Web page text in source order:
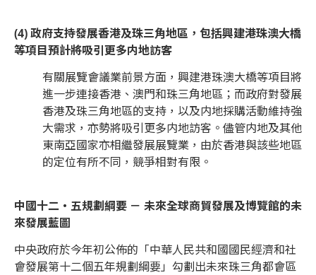
(4) 政府支持發展香港及珠三角地區，包括興建港珠澳大橋
等項目預計將吸引更多内地訪客
有關展覽會議業前景方面，興建港珠澳大橋等項目將
進一步連接香港、澳門和珠三角地區；而政府對發展
香港及珠三角地區的支持，以及内地採購活動維持強
大需求，亦勢將吸引更多内地訪客。儘管内地及其他
東南亞國家亦相繼發展展覽業，由於香港與該些地區
的定位有所不同，競爭相對有限。
中國十二‧五規劃綱要 － 未來全球商貿發展及博覽館的未
來發展藍圖
中央政府於今年初公佈的「中華人民共和國國民經濟和社
會發展第十二個五年規劃綱要」勾劃出未來珠三角都會區